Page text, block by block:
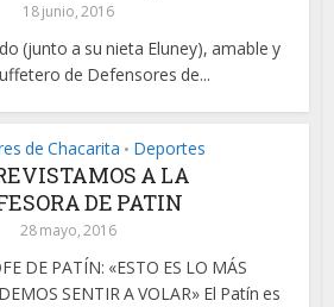
18 junio, 2016
(junto a su nieta Eluney), amable y
de Defensores de...
de Chacarita • Deportes
A LA
DE PATIN
28 mayo, 2016
DE PATÍN: «ESTO ES LO MÁS
SENTIR A VOLAR» El Patín es